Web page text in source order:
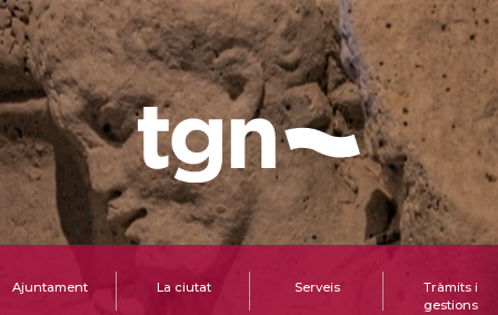
Ajuntament La ciutat Serveis
Tràmits i
gestions